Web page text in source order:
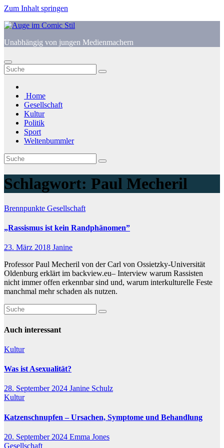
Zum Inhalt springen
Unabhängig von jungen Medienmachern
Home
Gesellschaft
Kultur
Politik
Sport
Weltenbummler
Schlagwort: Paul Mecheril
Brennpunkte Gesellschaft
„Rassismus ist kein Randphänomen”
23. März 2018 Janine
Professor Paul Mecheril von der Carl von Ossietzky-Universität
Oldenburg erklärt im backview.eu– Interview warum Rassisten
nicht immer offen erkennbar sind und, warum interkulturelle Feste
manchmal mehr schaden als nutzen.
Auch interessant
Kultur
Was ist Asexualität?
28. September 2024 Janine Schulz
Kultur
Katzenschnupfen – Ursachen, Symptome und Behandlung
20. September 2024 Emma Jones
Gesellschaft